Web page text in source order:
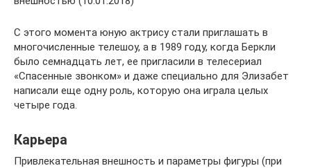
С этого момента юную актрису стали приглашать в
многочисленные телешоу, а в 1989 году, когда Беркли
было семнадцать лет, ее пригласили в телесериал
«Спасенные звонком» и даже специально для Элизабет
написали еще одну роль, которую она играла целых
четыре года.
Карьера
Привлекательная внешность и параметры фигуры (при